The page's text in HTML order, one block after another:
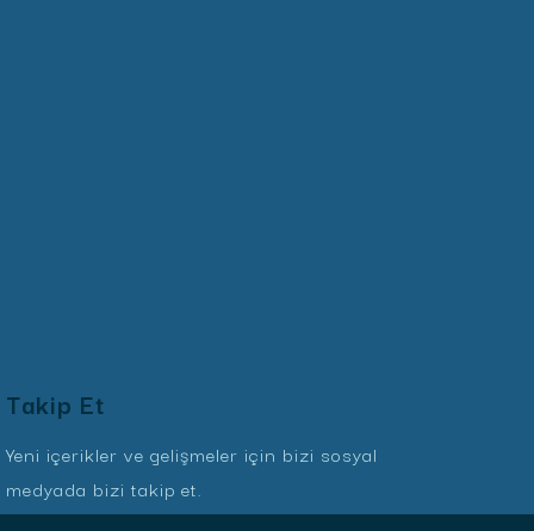
Takip Et
Yeni içerikler ve gelişmeler için bizi sosyal
medyada bizi takip et.